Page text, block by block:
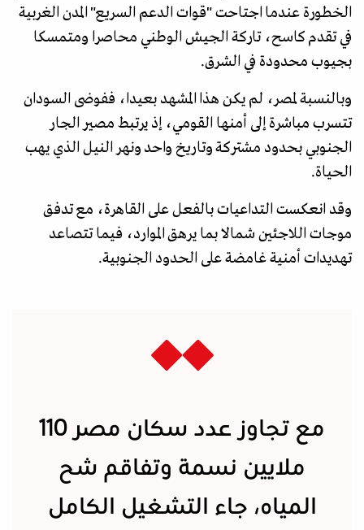
الخطورة عندما اجتاحت "قوات الدعم السريع" المدن الغربية
في تقدم كاسح، تاركة الجيش الوطني محاصرا ومتمسكا
بجيوب محدودة في الشرق.
وبالنسبة لمصر، لم يكن هذا المشهد بعيدا، ففوضى السودان
تتسرب مباشرة إلى أمنها القومي، إذ يرتبط مصير الجار
الجنوبي بحدود مشتركة وتاريخ واحد ونهر النيل الذي يهب
الحياة.
وقد انعكست التداعيات بالفعل على القاهرة، مع تدفق
موجات اللاجئين شمالا بما يرهق الموارد، فيما تتصاعد
تهديدات أمنية غامضة على الحدود الجنوبية.
مع تجاوز عدد سكان مصر 110
ملايين نسمة وتفاقم شح
المياه، جاء التشغيل الكامل